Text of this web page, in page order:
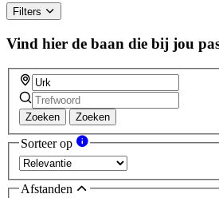
ignore
this
field
Filters
Vind hier de baan die bij jou
Zoeken Zoeken
Sorteer op
Afstanden